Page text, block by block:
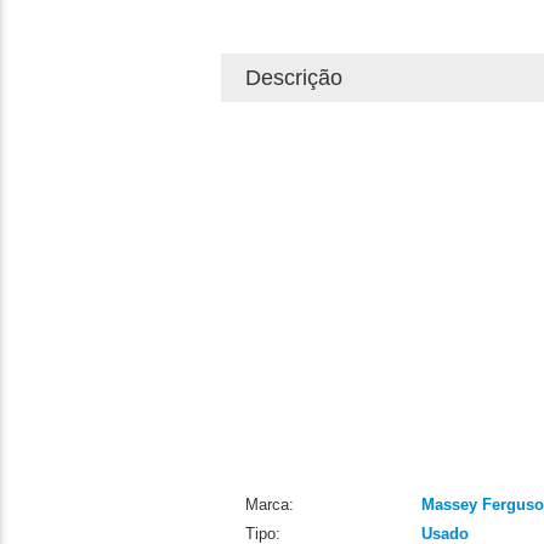
Descrição
Marca:
Massey
Tipo:
Usado